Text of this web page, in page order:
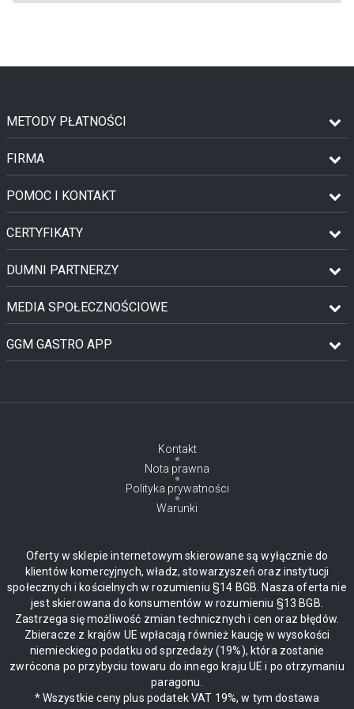
METODY PŁATNOŚCI
FIRMA
POMOC I KONTAKT
CERTYFIKATY
DUMNI PARTNERZY
MEDIA SPOŁECZNOŚCIOWE
GGM GASTRO APP
Kontakt
Nota prawna
Polityka prywatności
Warunki
Oferty w sklepie internetowym skierowane są wyłącznie do
klientów komercyjnych, władz, stowarzyszeń oraz instytucji
społecznych i kościelnych w rozumieniu §14 BGB. Nasza oferta nie
jest skierowana do konsumentów w rozumieniu §13 BGB.
Zastrzega się możliwość zmian technicznych i cen oraz błędów.
Zbieracze z krajów UE wpłacają również kaucję w wysokości
niemieckiego podatku od sprzedaży (19%), która zostanie
zwrócona po przybyciu towaru do innego kraju UE i po otrzymaniu
paragonu.
* Wszystkie ceny plus podatek VAT 19%, w tym dostawa